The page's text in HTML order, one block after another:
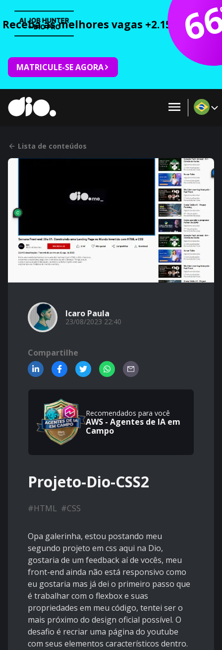
Receba as melhores vagas +2.150 cursos
MATRICULE-SE AGORA
Lista de conteúdos
Icaro Paula
23/08/2023 22:40
Compartilhe
Recomendados para você
AWS - Agentes de IA em
Campo
Projeto-Dio-CSS2
#HTML #CSS
Opa galerinha, estou postando meu
segundo projeto em css aqui na Dio,
gostaria de um feedback aí de vocês, meu
front-end ainda não está responsivo como
eu gostaria mas já dei o primeiro passo que
é trabalhar com o flexbox e suas
propriedades em meu código, tentei ser o
mais próximo do design oficial possível. O
desafio é recriar uma página do youtube
com seus elementos característicos dentro.